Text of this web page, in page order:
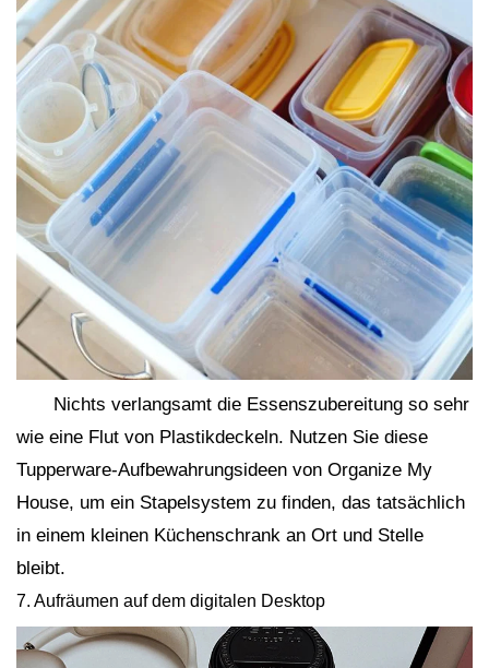
Nichts verlangsamt die Essenszubereitung so sehr
wie eine Flut von Plastikdeckeln. Nutzen Sie diese
Tupperware-Aufbewahrungsideen von Organize My
House, um ein Stapelsystem zu finden, das tatsächlich
in einem kleinen Küchenschrank an Ort und Stelle
bleibt.
7. Aufräumen auf dem digitalen Desktop